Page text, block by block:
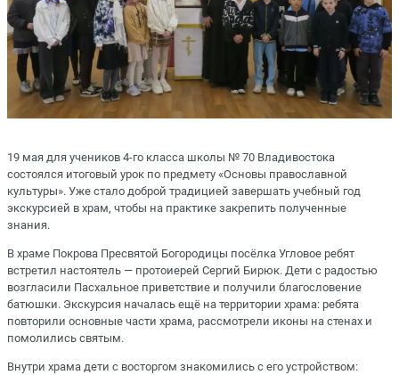
19 мая для учеников 4-го класса школы № 70 Владивостока
состоялся итоговый урок по предмету «Основы православной
культуры». Уже стало доброй традицией завершать учебный год
экскурсией в храм, чтобы на практике закрепить полученные
знания.
В храме Покрова Пресвятой Богородицы посёлка Угловое ребят
встретил настоятель — протоиерей Сергий Бирюк. Дети с радостью
возгласили Пасхальное приветствие и получили благословение
батюшки. Экскурсия началась ещё на территории храма: ребята
повторили основные части храма, рассмотрели иконы на стенах и
помолились святым.
Внутри храма дети с восторгом знакомились с его устройством: